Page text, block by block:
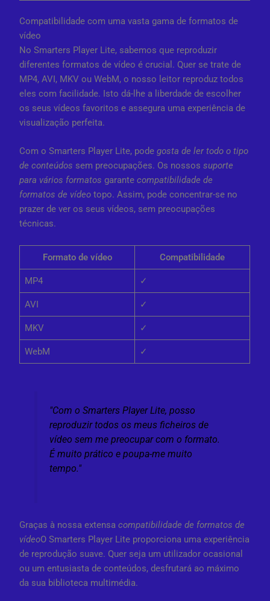
Compatibilidade com uma vasta gama de formatos de
vídeo
No Smarters Player Lite, sabemos que reproduzir
diferentes formatos de vídeo é crucial. Quer se trate de
MP4, AVI, MKV ou WebM, o nosso leitor reproduz todos
eles com facilidade. Isto dá-lhe a liberdade de escolher
os seus vídeos favoritos e assegura uma experiência de
visualização perfeita.
Com o Smarters Player Lite, podegosta de ler todo o tipo
de conteúdos sem preocupações. Os nossossuporte
para vários formatos garantecompatibilidade de
formatos de vídeo topo. Assim, pode concentrar-se no
prazer de ver os seus vídeos, sem preocupações
técnicas.
Formato de vídeo Compatibilidade
MP4 ✓
AVI ✓
MKV ✓
WebM ✓
"Com o Smarters Player Lite, posso
reproduzir todos os meus ficheiros de
vídeo sem me preocupar com o formato.
É muito prático e poupa-me muito
tempo."
Graças à nossa extensacompatibilidade de formatos de
vídeoO Smarters Player Lite proporciona uma experiência
de reprodução suave. Quer seja um utilizador ocasional
ou um entusiasta de conteúdos, desfrutará ao máximo
da sua biblioteca multimédia.